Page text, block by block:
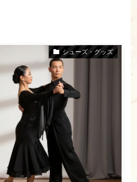
シューズ・グッズ